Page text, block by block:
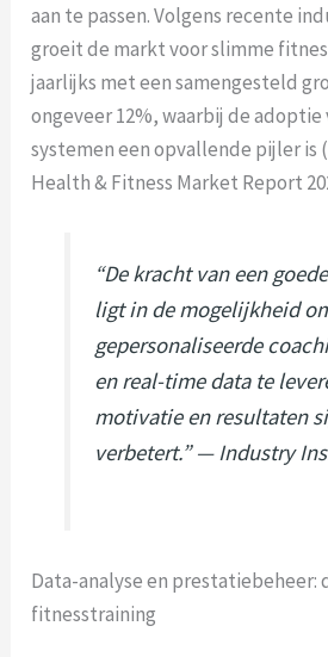
aan te passen. Volgens recente
groeit de markt voor slimme
jaarlijks met een samengesteld
ongeveer 12%, waarbij de
systemen een opvallende pijler is
Health & Fitness Market Report
“De kracht van een
ligt in de mogelijkheid
gepersonaliseerde
en real-time data te
motivatie en resultaten
verbetert.” — Industry
Data-analyse en prestatiebeheer:
fitnesstraining